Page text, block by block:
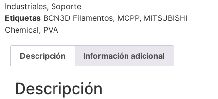
Industriales, Soporte
Etiquetas BCN3D Filamentos, MCPP, MITSUBISHI
Chemical, PVA
Descripción Información adicional
Descripción